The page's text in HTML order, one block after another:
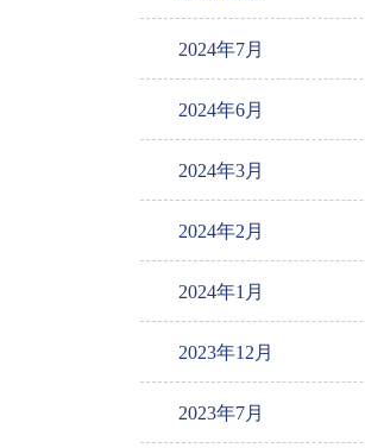
2024年7月
2024年6月
2024年3月
2024年2月
2024年1月
2023年12月
2023年7月